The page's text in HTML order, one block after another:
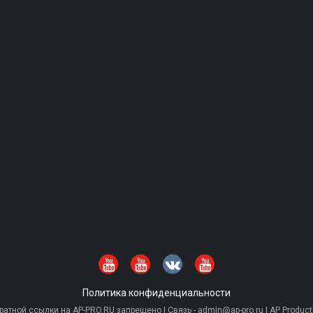
Политика конфиденциальности
ссылки на AP-PRO.RU запрещено | Связь - admin@ap-pro.ru | AP